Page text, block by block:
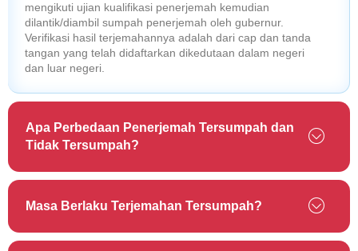
mengikuti ujian kualifikasi penerjemah kemudian
dilantik/diambil sumpah penerjemah oleh gubernur.
Verifikasi hasil terjemahannya adalah dari cap dan tanda
tangan yang telah didaftarkan dikedutaan dalam negeri
dan luar negeri.
Apa Perbedaan Penerjemah Tersumpah dan
Tidak Tersumpah?
Masa Berlaku Terjemahan Tersumpah?